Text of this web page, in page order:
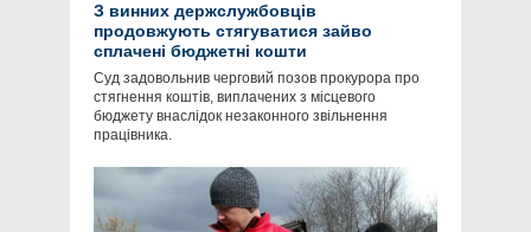
З винних держслужбовців
продовжують стягуватися зайво
сплачені бюджетні кошти
Суд задовольнив черговий позов прокурора про
стягнення коштів, виплачених з місцевого
бюджету внаслідок незаконного звільнення
працівника.